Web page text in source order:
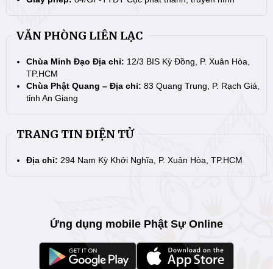
VĂN PHÒNG LIÊN LẠC
Chùa Minh Đạo Địa chỉ: 12/3 BIS Kỳ Đồng, P. Xuân Hòa,
TP.HCM
Chùa Phật Quang – Địa chỉ: 83 Quang Trung, P. Rạch Giá,
tỉnh An Giang
TRANG TIN ĐIỆN TỬ
Địa chỉ: 294 Nam Kỳ Khởi Nghĩa, P. Xuân Hòa, TP.HCM
Ứng dụng mobile Phật Sự Online